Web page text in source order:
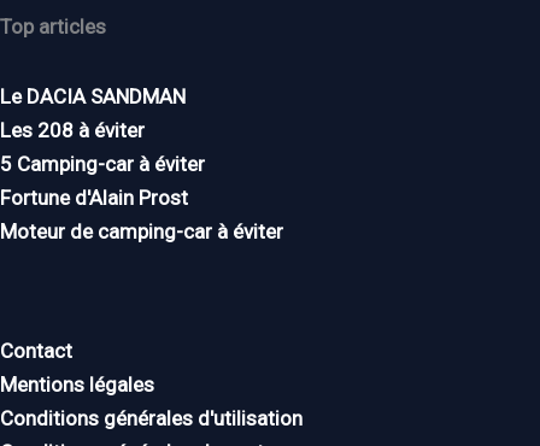
Top articles
Le DACIA SANDMAN
Les 208 à éviter
5 Camping-car à éviter
Fortune d'Alain Prost
Moteur de camping-car à éviter
Contact
Mentions légales
Conditions générales d'utilisation